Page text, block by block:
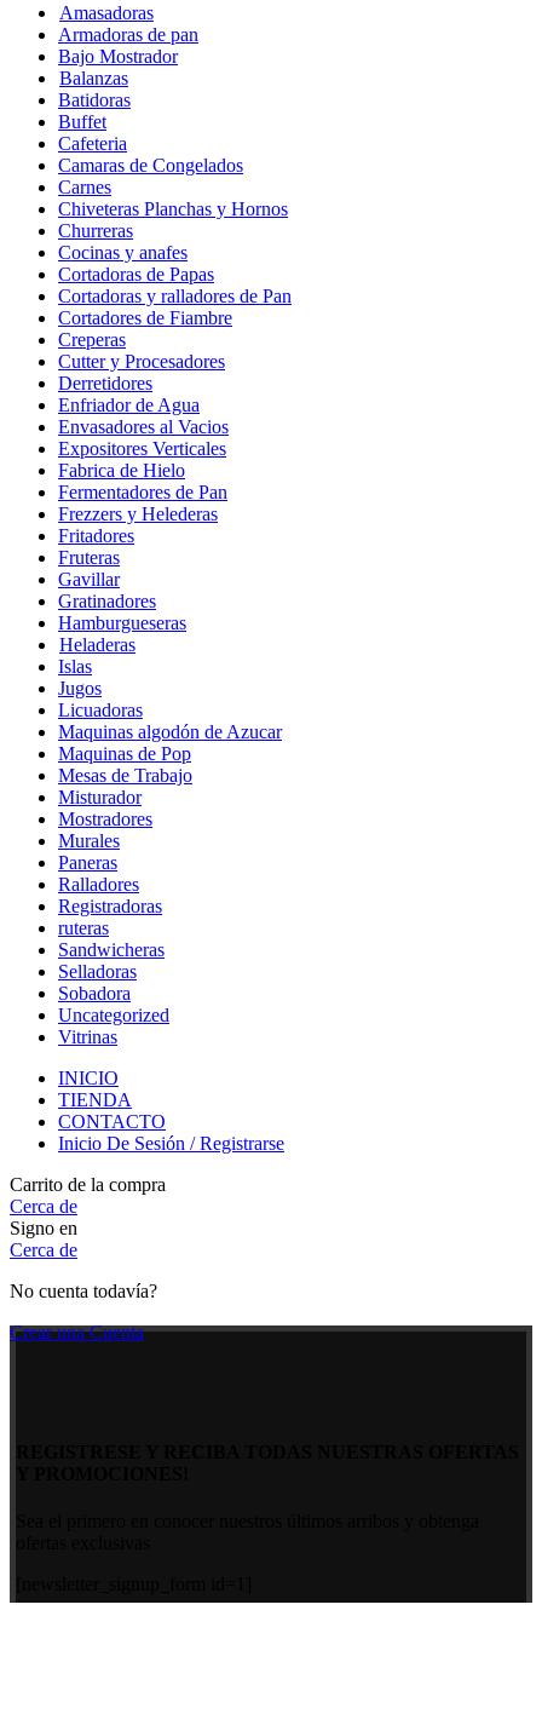
Amasadoras
Armadoras de pan
Bajo Mostrador
Balanzas
Batidoras
Buffet
Cafeteria
Camaras de Congelados
Carnes
Chiveteras Planchas y Hornos
Churreras
Cocinas y anafes
Cortadoras de Papas
Cortadoras y ralladores de Pan
Cortadores de Fiambre
Creperas
Cutter y Procesadores
Derretidores
Enfriador de Agua
Envasadores al Vacios
Expositores Verticales
Fabrica de Hielo
Fermentadores de Pan
Frezzers y Helederas
Fritadores
Fruteras
Gavillar
Gratinadores
Hamburgueseras
Heladeras
Islas
Jugos
Licuadoras
Maquinas algodón de Azucar
Maquinas de Pop
Mesas de Trabajo
Misturador
Mostradores
Murales
Paneras
Ralladores
Registradoras
ruteras
Sandwicheras
Selladoras
Sobadora
Uncategorized
Vitrinas
INICIO
TIENDA
CONTACTO
Inicio De Sesión / Registrarse
Carrito de la compra
Cerca de
Signo en
Cerca de
No cuenta todavía?
Crear una Cuenta